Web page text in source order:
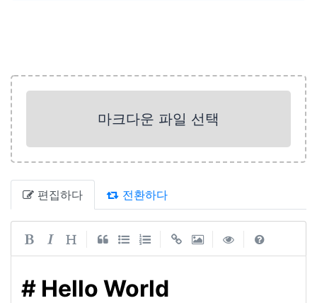
마크다운 파일 선택
편집하다 전환하다
# Hello World